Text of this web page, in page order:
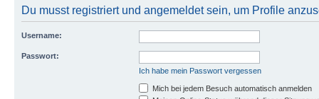
Du musst registriert und angemeldet sein, um Profile
Username:
Passwort:
Ich habe mein Passwort vergessen
Mich bei jedem Besuch automatisch anmelden